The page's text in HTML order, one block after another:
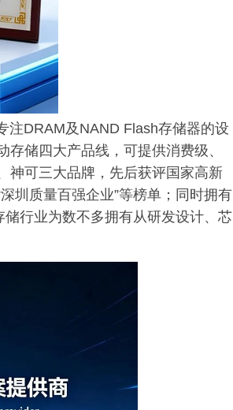
注DRAM及NAND Flash存储器的设
储四大产品线，可提供消费级、
神可三大品牌，先后获评国家高新
圳质量百强企业”等榜单；同时拥有
行业为数不多拥有从研发设计、芯